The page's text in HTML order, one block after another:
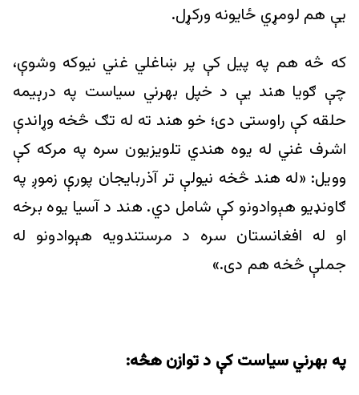
یې هم لومړي ځایونه ورکړل.
که څه هم په پیل کې پر ښاغلي غني نیوکه وشوې،
چې ګويا هند یې د خپل بهرني سیاست په درېیمه
حلقه کې راوستی دی؛ خو هند ته له تګ څخه وړاندې
اشرف غني له یوه هندي تلویزيون سره په مرکه کې
وویل: «له هند څخه نیولې تر آذربایجان پورې زموږ په
ګاونډیو هېوادونو کې شامل دي. هند د آسیا یوه برخه
او له افغانستان سره د مرستندویه هېوادونو له
جملې څخه هم دی.»
په بهرني سیاست کې د توازن هڅه: